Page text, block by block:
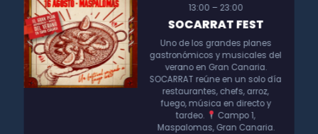
13:00 – 23:00
SOCARRAT FEST
Uno de los grandes planes
gastronómicos y musicales del
verano en Gran Canaria.
SOCARRAT reúne en un solo día
restaurantes, chefs, arroz,
fuego, música en directo y
tardeo.
Campo 1,
Maspalomas, Gran Canaria.